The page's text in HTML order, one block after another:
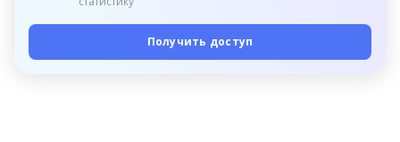
Получить доступ